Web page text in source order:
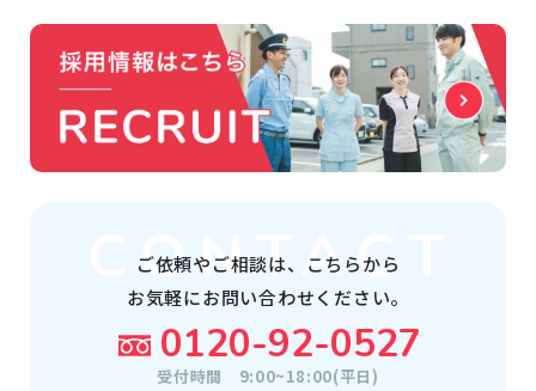
ご依頼やご相談は、
こちらから
お気軽にお問い合わせください。
0120-92-0527
受付時間 9:00~18:00(平日)